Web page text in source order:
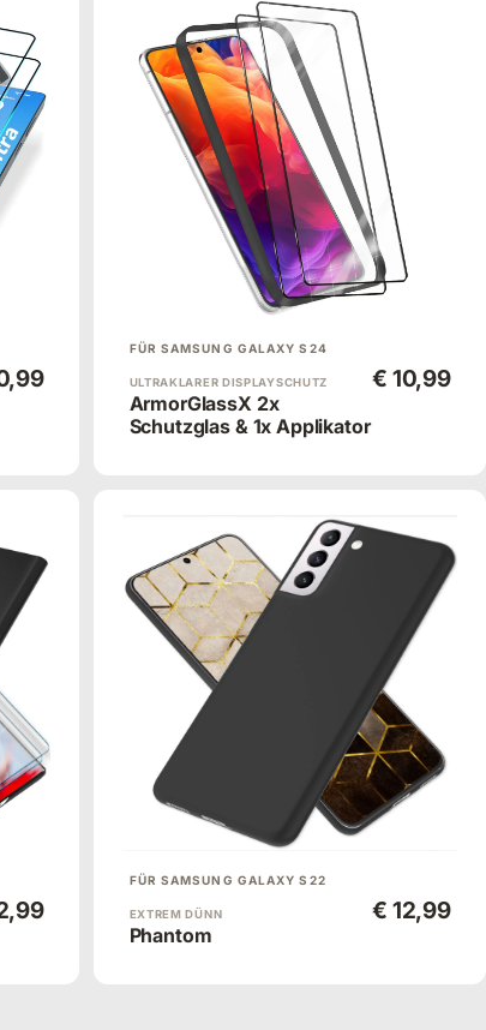
FÜR SAMSUNG GALAXY S24
ULTRAKLARER DISPLAYSCHUTZ
ArmorGlassX 2x
Schutzglas & 1x Applikator
€ 10,99
FÜR SAMSUNG GALAXY S22
EXTREM DÜNN
Phantom
€ 12,99